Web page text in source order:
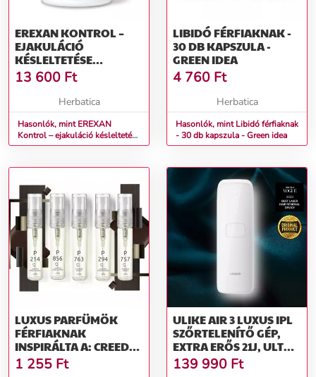
EREXAN KONTROL –
EJAKULÁCIÓ
KÉSLELTETÉSE
FÉRFIAKNAK – 30
KAPSZULA
13 600 Ft
Herbatica
Hasonlók, mint EREXAN
Kontrol – ejakuláció késleltetése
férfiaknak – 30 kapszula
LIBIDÓ FÉRFIAKNAK -
30 DB KAPSZULA -
GREEN IDEA
4 760 Ft
Herbatica
Hasonlók, mint Libidó férfiaknak
- 30 db kapszula - Green idea
LUXUS PARFÜMÖK
FÉRFIAKNAK
INSPIRÁLTA A: CREED
AVENTUS FOR HIM,
PACO RABANNE 1
1 255 Ft
ULIKE AIR 3 LUXUS IPL
SZŐRTELENÍTŐ GÉP,
EXTRA ERŐS 21J, ULTRA
SAPPHIRE
HŰTŐRENDSZER,
139 990 Ft